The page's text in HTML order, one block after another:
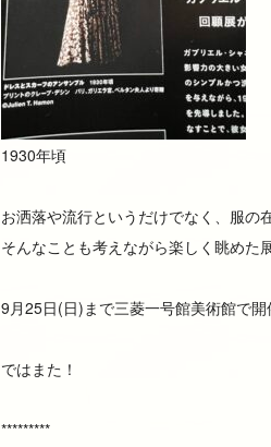
1930年頃
お洒落や流行というだけでなく、服の
そんなことも考えながら楽しく眺めた
9月25日(日)まで三菱一号館美術館で
ではまた！
*********